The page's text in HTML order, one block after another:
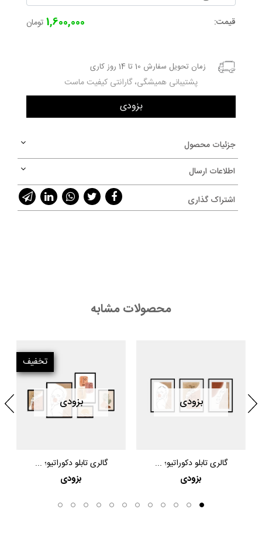
قیمت: 1,600,000 تومان
زمان تحویل سفارش 10 تا 14 روز کاری
پشتیبانی همیشگی، گارانتی کیفیت ماست
جزئیات محصول
اطلاعات ارسال
اشتراک گذاری
محصولات مشابه
بزودی
گالری تابلو دکوراتیو؛ ...
بزودی
تخفیف
بزودی
گالری تابلو دکوراتیو؛ ...
بزودی